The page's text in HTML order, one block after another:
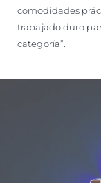
comodidades
trabajado duro
categoría”.